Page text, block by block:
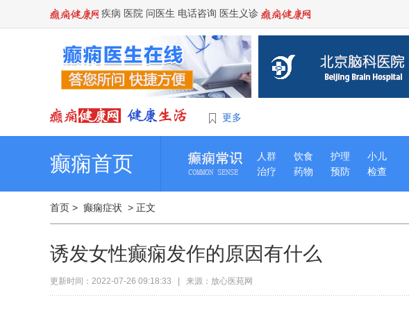
疾病 医院 问医生 电话咨询 医生义诊
更多
癫痫首页 人群 饮食 护理
小儿
治疗
药物 预防 检查
首页 > 癫痫症状 > 正文
诱发女性癫痫发作的原因有什么
更新时间：2022-07-26 09:18:33 | 来源：放心医苑网